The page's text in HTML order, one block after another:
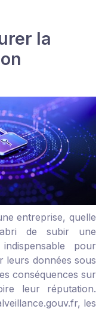
la
entreprise, quelle
de subir une
pour
leurs données sous
conséquences sur
leur réputation.
les